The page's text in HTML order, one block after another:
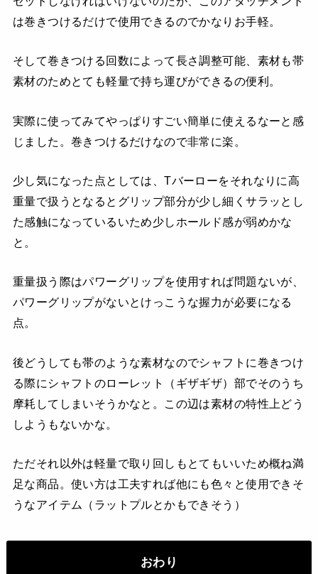
は巻きつけるだけで使用できるのでかなりお手軽。
そして巻きつける回数によって長さ調整可能、素材も帯
素材のためとても軽量で持ち運びができるの便利。
実際に使ってみてやっぱりすごい簡単に使えるなーと感
じました。巻きつけるだけなので非常に楽。
少し気になった点としては、Tバーローをそれなりに高
重量で扱うとなるとグリップ部分が少し細くサラッとし
た感触になっているいため少しホールド感が弱めかな
と。
重量扱う際はパワーグリップを使用すれば問題ないが、
パワーグリップがないとけっこうな握力が必要になる
点。
後どうしても帯のような素材なのでシャフトに巻きつけ
る際にシャフトのローレット（ギザギザ）部でそのうち
摩耗してしまいそうかなと。この辺は素材の特性上どう
しようもないかな。
ただそれ以外は軽量で取り回しもとてもいいため概ね満
足な商品。使い方は工夫すれば他にも色々と使用できそ
うなアイテム（ラットプルとかもできそう）
おわり